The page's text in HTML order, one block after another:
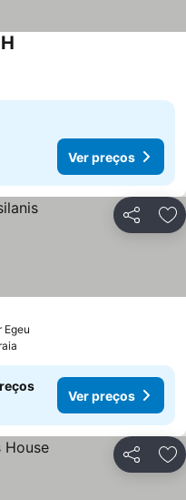
Ver preços
Partilhar
Egeu
Ver preços
Partilhar